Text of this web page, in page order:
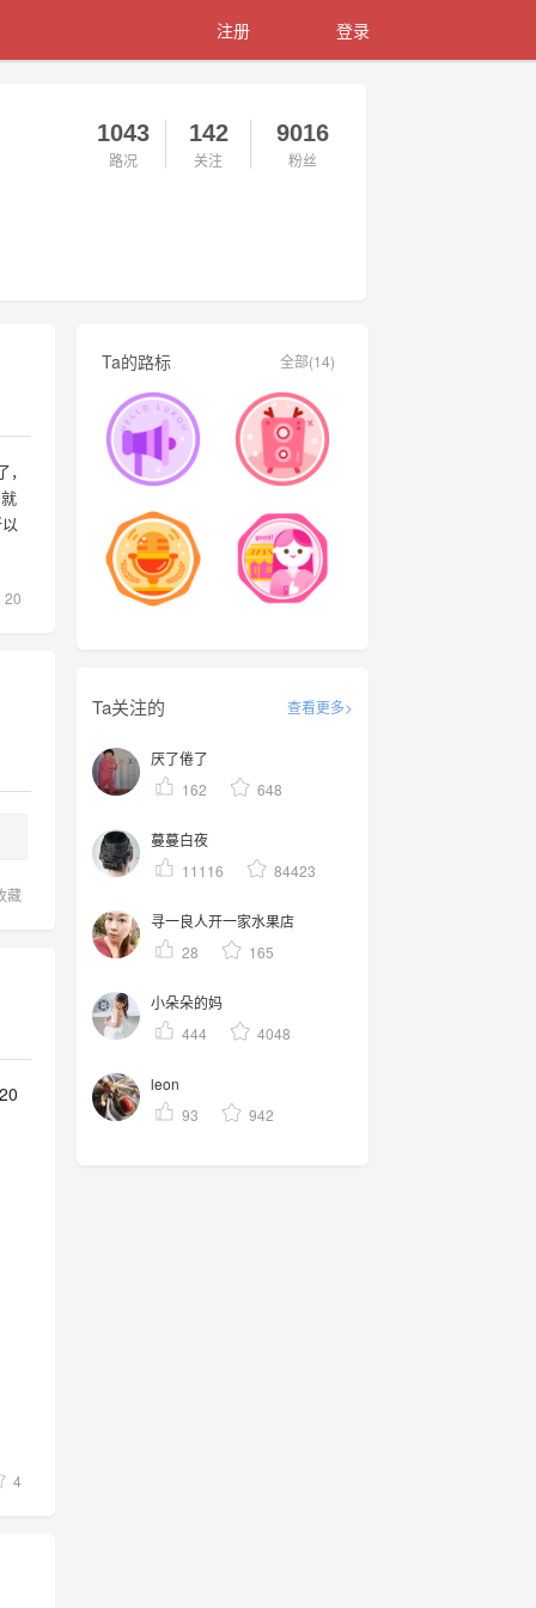
注册 登录
1043
路况
142
关注
9016
粉丝
20
藏
4
Ta的路标 全部(14)
Ta关注的 查看更多>
厌了倦了
162
648
蔓蔓白夜
11116
84423
寻一良人开一家水果店
28
165
小朵朵的妈
444
4048
leon
93
942